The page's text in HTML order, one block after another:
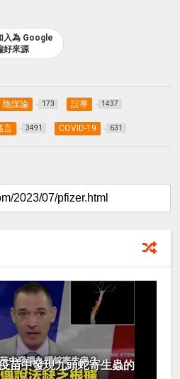
入為 Google
好來源
陰謀論 173 誤導 1437
言 3491 COVID-19 631
苗中發現九頭蛇寄生蟲的